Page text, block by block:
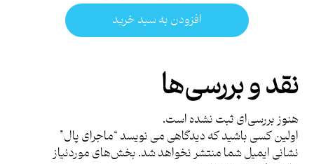
افزودن به سبد خرید
نقد و بررسی‌ها
هنوز بررسی‌ای ثبت نشده است.
اولین کسی باشید که دیدگاهی می نویسد “ماجرای پال”
نشانی ایمیل شما منتشر نخواهد شد.بخش‌های موردنیاز